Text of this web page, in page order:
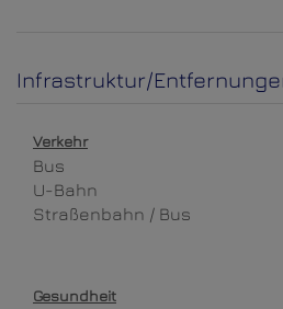
Infrastruktur/
Verkehr
Bus
U-Bahn
Straßenbahn / Bus
Gesundheit